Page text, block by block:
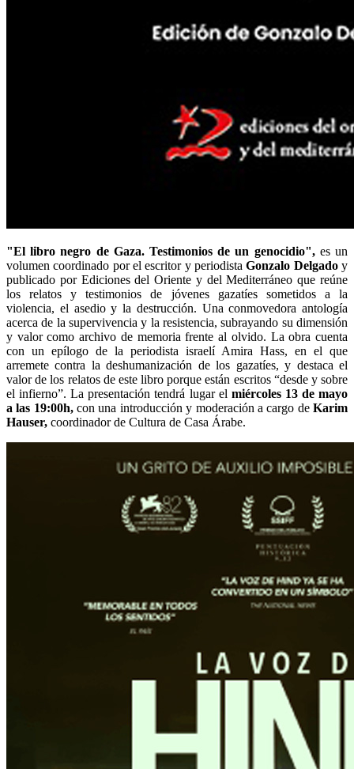
"El libro negro de Gaza. Testimonios de un genocidio",es un
volumen coordinado por el escritor y periodistaGonzalo Delgadoy
publicado por Ediciones del Oriente y del Mediterráneo que reúne
los relatos y testimonios de jóvenes gazatíes sometidos a la
violencia, el asedio y la destrucción. Una conmovedora antología
acerca de la supervivencia y la resistencia, subrayando su dimensión
y valor como archivo de memoria frente al olvido. La obra cuenta
con un epílogo de la periodista israelí Amira Hass, en el que
arremete contra la deshumanización de los gazatíes, y destaca el
valor de los relatos de este libro porque están escritos “desde y sobre
el infierno”. La presentación tendrá lugar el miércoles 13 de mayo
a las 19:00h,con una introducción y moderación a cargo deKarim
Hauser, coordinador de Cultura de Casa Árabe.